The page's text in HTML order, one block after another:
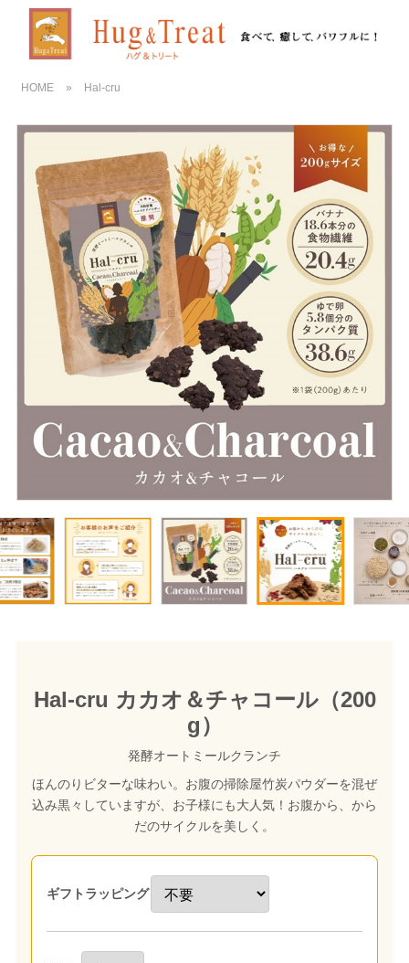
HOME » Hal-cru
Hal-cru カカオ＆チャコール（200
g）
発酵オートミールクランチ
ほんのりビターな味わい。お腹の掃除屋竹炭パウダーを混ぜ
込み黒々していますが、お子様にも大人気！お腹から、から
だのサイクルを美しく。
ギフトラッピング